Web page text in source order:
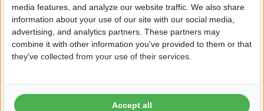
9%
Redução de custos alcançada pelos
media features, and analyze our website traffic. We also share
information about your use of our site with our social media,
advertising, and analytics partners. These partners may
combine it with other information you've provided to them or that
they've collected from your use of their services.
Accept all